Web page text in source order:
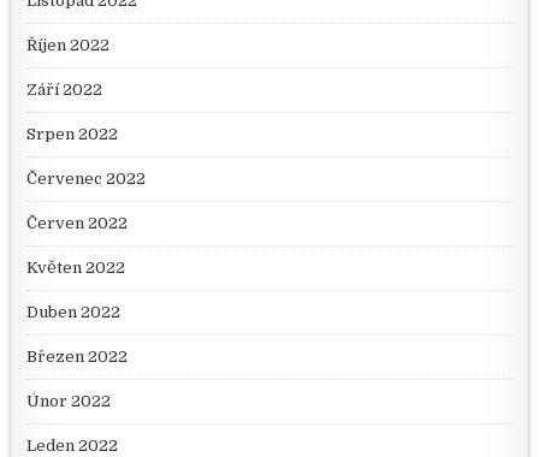
Říjen 2022
Září 2022
Srpen 2022
Červenec 2022
Červen 2022
Květen 2022
Duben 2022
Březen 2022
Únor 2022
Leden 2022